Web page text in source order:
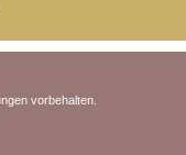
vorbehalten.